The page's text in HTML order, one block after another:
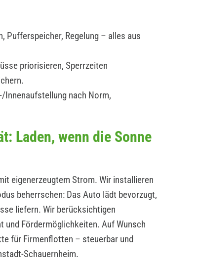
Pufferspeicher, Regelung – alles aus
priorisieren, Sperrzeiten
Innenaufstellung nach Norm,
Laden, wenn die Sonne
eigenerzeugtem Strom. Wir installieren
beherrschen: Das Auto lädt bevorzugt,
liefern. Wir berücksichtigen
und Fördermöglichkeiten. Auf Wunsch
für Firmenflotten – steuerbar und
Schauernheim.